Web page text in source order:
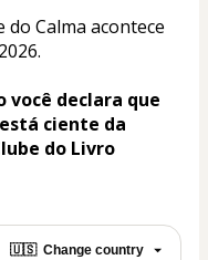
Calma acontece
você declara que
ciente da
do Livro
🇺🇸 Change country